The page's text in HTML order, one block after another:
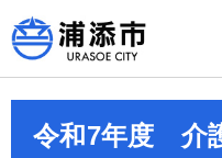
令和7年度 介